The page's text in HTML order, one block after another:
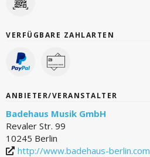
VERFÜGBARE ZAHLARTEN
ANBIETER/VERANSTALTER
Badehaus Musik GmbH
Revaler Str. 99
10245 Berlin
http://www.badehaus-berlin.com